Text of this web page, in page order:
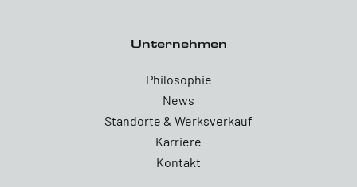
Unternehmen
Philosophie
News
Standorte & Werksverkauf
Karriere
Kontakt